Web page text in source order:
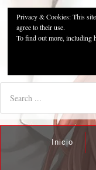
"I'm the best there is
Inicio
Privacy & Cookies: This
agree to their use.
To find out more, including